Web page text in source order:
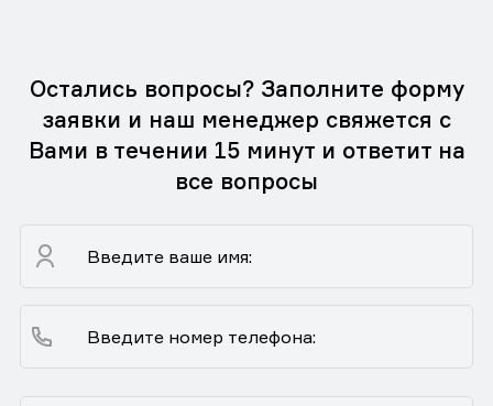
Остались вопросы? Заполните форму
заявки и наш менеджер свяжется с
Вами в течении 15 минут и ответит на
все вопросы